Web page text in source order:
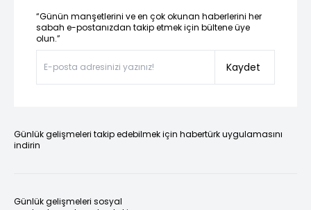
“Günün manşetlerini ve en çok okunan haberlerini her
sabah e-postanızdan takip etmek için bültene üye
olun.”
Kaydet
Günlük gelişmeleri takip edebilmek için habertürk uygulamasını
indirin
Günlük gelişmeleri sosyal